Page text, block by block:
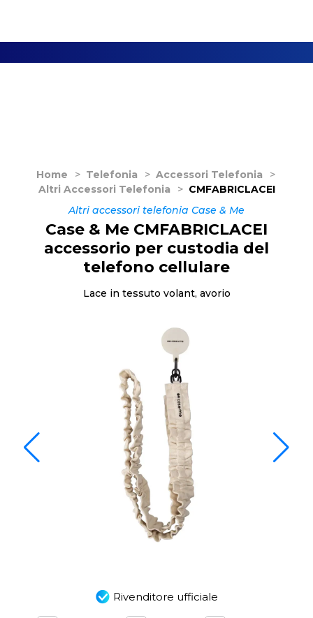
Home > Telefonia > Accessori Telefonia
>
Altri Accessori Telefonia
> CMFABRICLACEI
Altri accessori telefonia Case & Me
Rivenditore ufficiale
Case & Me CMFABRICLACEI
accessorio per custodia del
telefono cellulare
Lace in tessuto volant, avorio